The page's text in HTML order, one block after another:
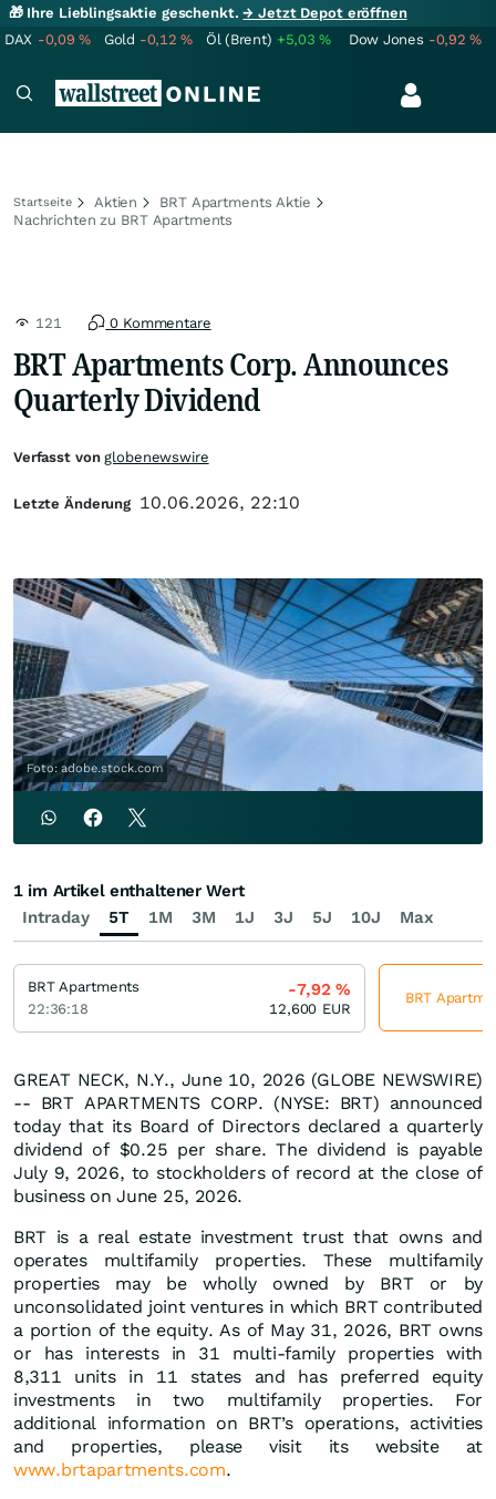
🎁 Ihre Lieblingsaktie geschenkt.→ Jetzt Depot eröffnen
DAX -0,09% Gold -0,12% Öl (Brent) +5,03% Dow Jones -0,92%
Startseite Aktien
BRT Apartments Aktie
Nachrichten zu BRT Apartments
121 0 Kommentare
BRT Apartments Corp. Announces
Quarterly Dividend
Foto: adobe.stock.com
GREAT NECK, N.Y., June 10, 2026 (GLOBE NEWSWIRE)
-- BRT APARTMENTS CORP. (NYSE: BRT) announced
today that its Board of Directors declared a quarterly
dividend of $0.25 per share. The dividend is payable
July 9, 2026, to stockholders of record at the close of
business on June 25, 2026.
BRT is a real estate investment trust that owns and
operates multifamily properties. These multifamily
properties may be wholly owned by BRT or by
unconsolidated joint ventures in which BRT contributed
a portion of the equity. As of May 31, 2026, BRT owns
or has interests in 31 multi-family properties with
8,311 units in 11 states and has preferred equity
investments in two multifamily properties. For
additional information on BRT’s operations, activities
and properties, please visit its website at
www.brtapartments.com.
Verfasst vonglobenewswire
Letzte Änderung 10.06.2026, 22:10
Intraday 5T 1M 3M 1J 3J 5J 10J Max
1 im Artikel enthaltener Wert
BRT Apartments
22:36:18
-7,92%
12,600 EUR
BRT